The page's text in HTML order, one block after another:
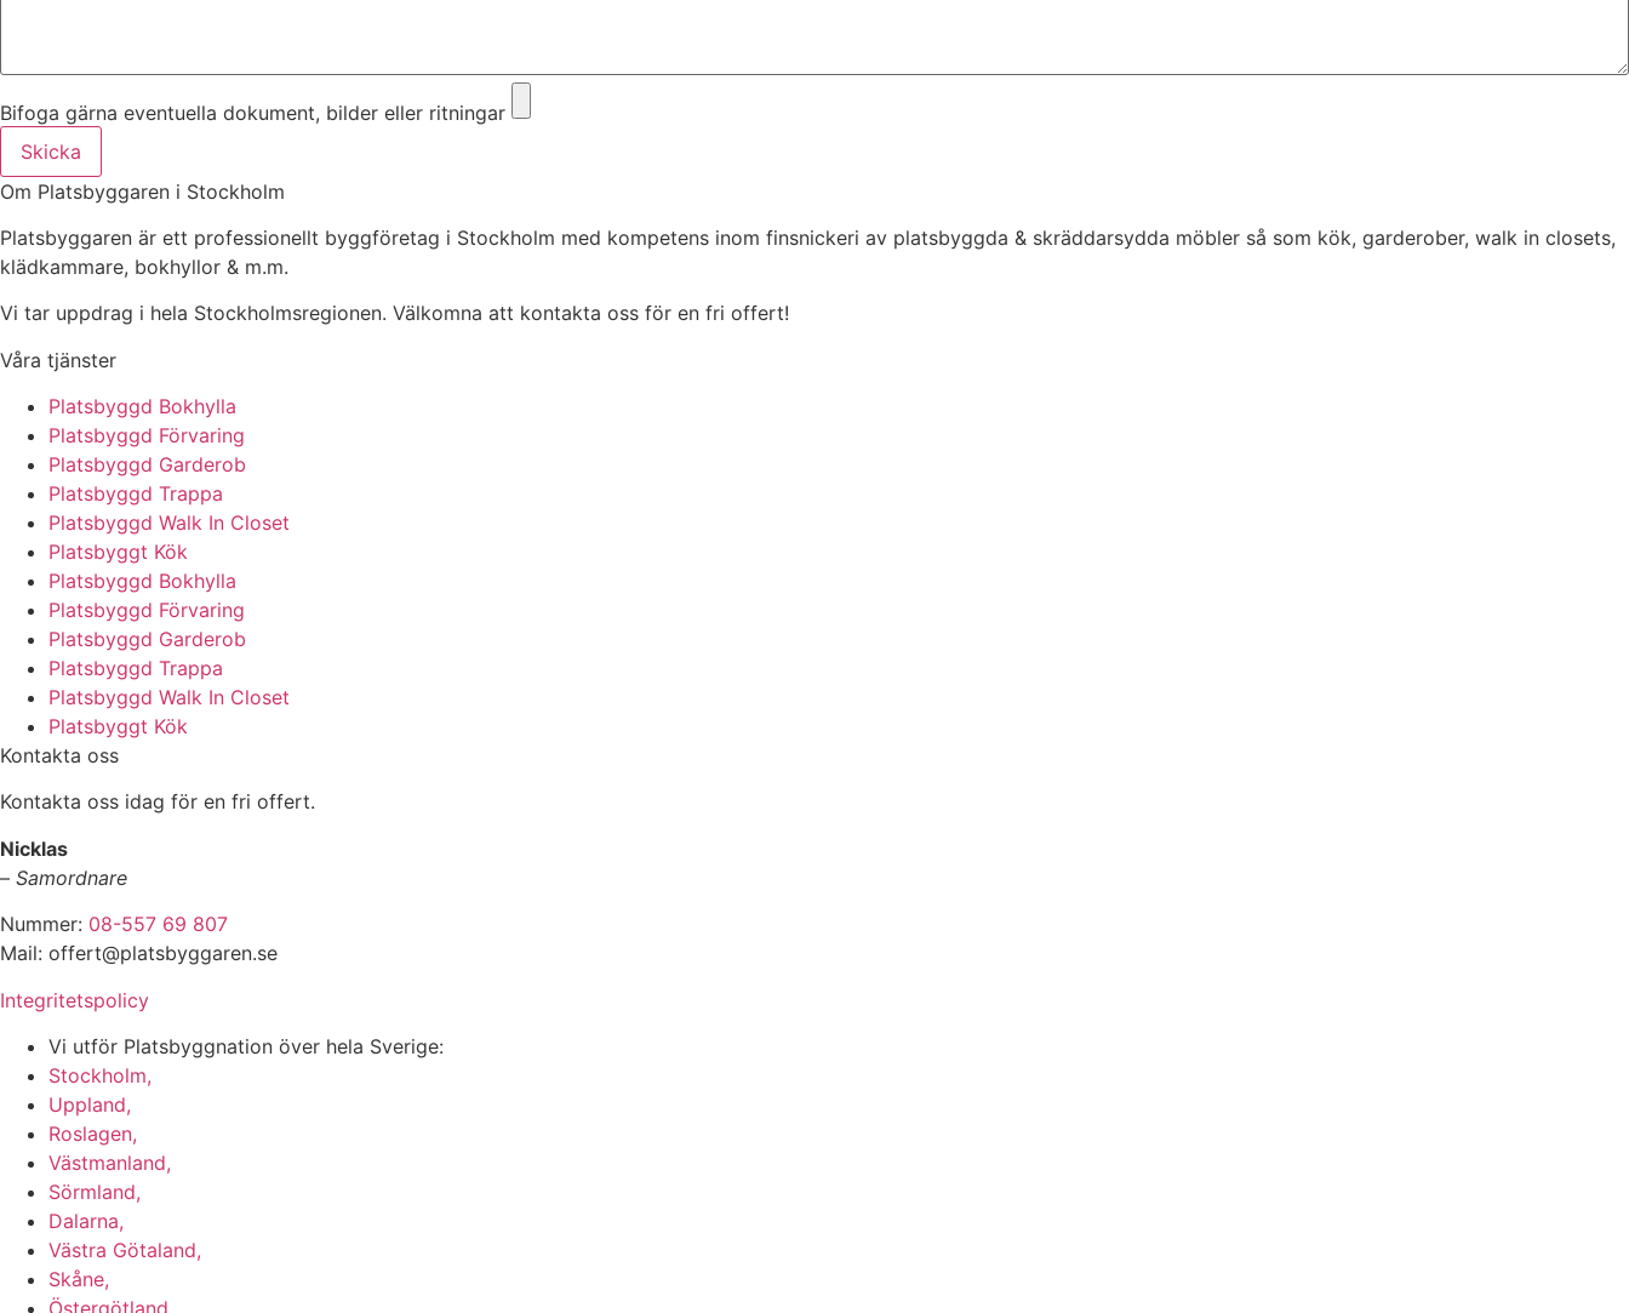
Bifoga gärna eventuella dokument, bilder eller ritningar
Skicka
Om Platsbyggaren i Stockholm
Platsbyggaren är ett professionellt byggföretag i Stockholm med kompetens inom finsnickeri av platsbyggda & skräddarsydda möbler så som kök, garderober, walk in closets,
klädkammare, bokhyllor & m.m.
Vi tar uppdrag i hela Stockholmsregionen. Välkomna att kontakta oss för en fri offert!
Våra tjänster
Platsbyggd Bokhylla
Platsbyggd Förvaring
Platsbyggd Garderob
Platsbyggd Trappa
Platsbyggd Walk In Closet
Platsbyggt Kök
Platsbyggd Bokhylla
Platsbyggd Förvaring
Platsbyggd Garderob
Platsbyggd Trappa
Platsbyggd Walk In Closet
Platsbyggt Kök
Kontakta oss
Kontakta oss idag för en fri offert.
Nicklas
– Samordnare
Nummer: 08-557 69 807
Mail: offert@platsbyggaren.se
Integritetspolicy
Vi utför Platsbyggnation över hela Sverige:
Stockholm,
Uppland,
Roslagen,
Västmanland,
Sörmland,
Dalarna,
Västra Götaland,
Skåne,